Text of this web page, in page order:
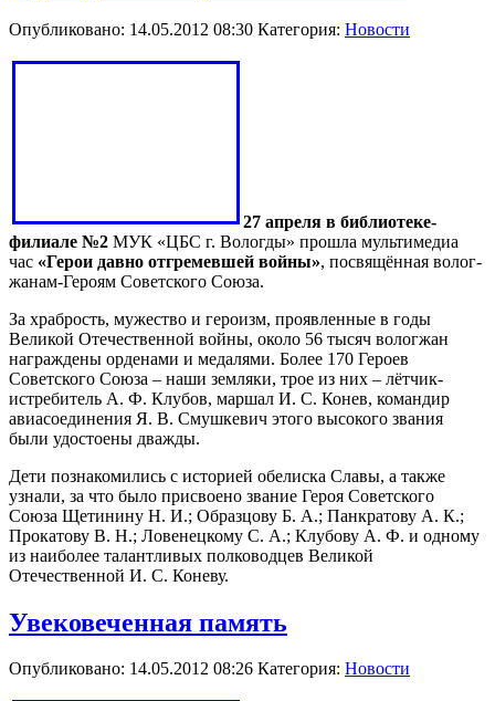
Опубликовано: 14.05.2012 08:30 Категория: Новости
27 апреля в библиотеке-
филиале №2 МУК «ЦБС г. Вологды» прошла мультимедиа
час «Герои давно отгремевшей войны», посвящённая волог-
жанам-Героям Советского Союза.
За храбрость, мужество и героизм, проявленные в годы
Великой Отечественной войны, около 56 тысяч вологжан
награждены орденами и медалями. Более 170 Героев
Советского Союза – наши земляки, трое из них – лётчик-
истребитель А. Ф. Клубов, маршал И. С. Конев, командир
авиасоединения Я. В. Смушкевич этого высокого звания
были удостоены дважды.
Дети познакомились с историей обелиска Славы, а также
узнали, за что было присвоено звание Героя Советского
Союза Щетинину Н. И.; Образцову Б. А.; Панкратову А. К.;
Прокатову В. Н.; Ловенецкому С. А.; Клубову А. Ф. и одному
из наиболее талантливых полководцев Великой
Отечественной И. С. Коневу.
Увековеченная память
Опубликовано: 14.05.2012 08:26 Категория: Новости